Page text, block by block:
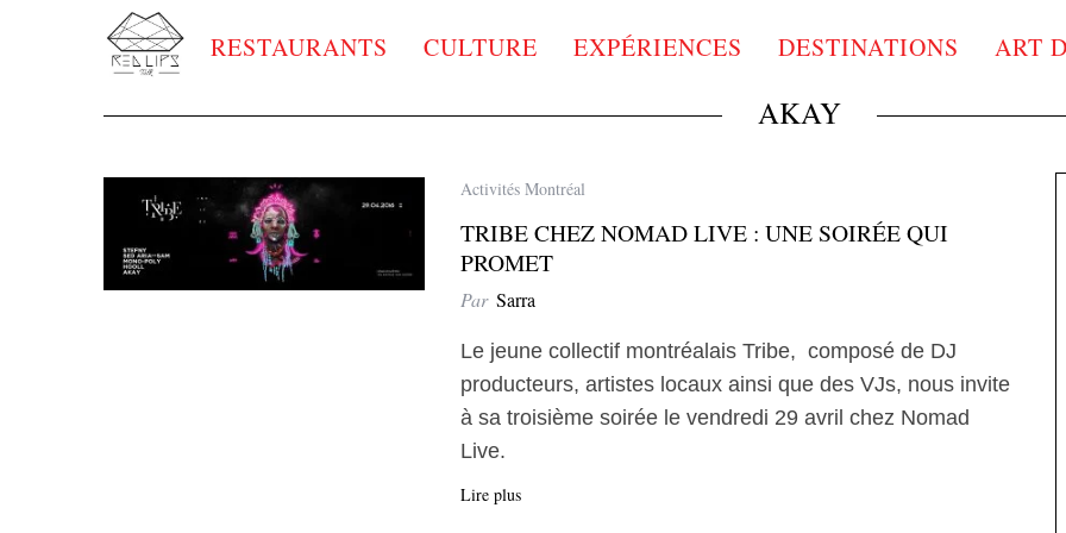
RESTAURANTS CULTURE EXPÉRIENCES DESTINATIONS ART
AKAY
Activités Montréal
TRIBE CHEZ NOMAD LIVE : UNE SOIRÉE QUI
PROMET
Par Sarra
Le jeune collectif montréalais Tribe, composé de DJ
producteurs, artistes locaux ainsi que des VJs, nous invite
à sa troisième soirée le vendredi 29 avril chez Nomad
Live.
Lire plus